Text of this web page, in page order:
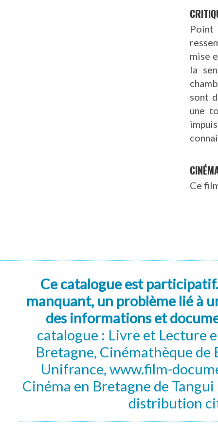
mise
la
sont
une
Ce
Ce catalogue est
manquant, un problème lié à
des informations et
catalogue : Livre et Lecture
Bretagne, Cinémathèque de
Unifrance, www.film-
Cinéma en Bretagne de
distribution